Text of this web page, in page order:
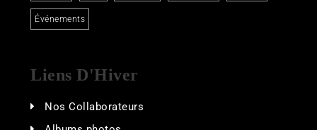
Événements
Liens D'Hiver
Nos Collaborateurs